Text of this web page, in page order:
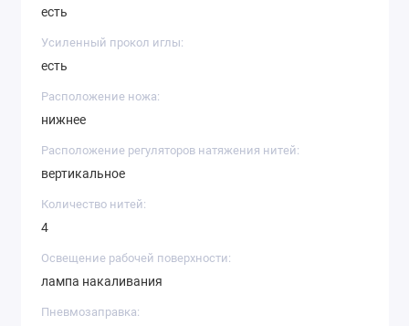
есть
Усиленный прокол иглы:
есть
Расположение ножа:
нижнее
Расположение регуляторов натяжения нитей:
вертикальное
Количество нитей:
4
Освещение рабочей поверхности:
лампа накаливания
Пневмозаправка: